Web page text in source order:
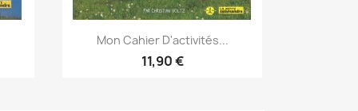
Aperçu rapide
Mon Cahier D'activités...
11,90 €